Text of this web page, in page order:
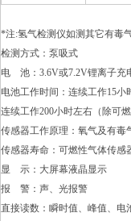
*注:氢气检测仪如测其它有毒
检测方式：泵吸式
电 池：3.6V或7.2V锂离子充
电池工作时间：连续工作15小
连续工作200小时左右（除可燃
传感器工作原理：氧气及有毒
传感器寿命：可燃性气体传感
显 示：大屏幕液晶显示
报 警：声、光报警
直接读数：瞬时值、峰值、电